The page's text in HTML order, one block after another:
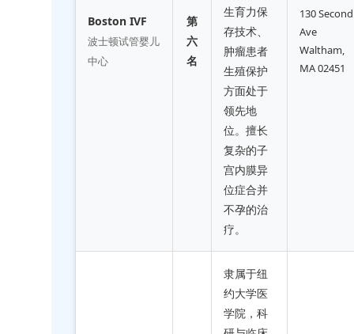
Boston IVF
波士顿试管婴儿
中心
第
六
名
生育力保
存技术、
肿瘤患者
生殖保护
方面处于
领先地
位。擅长
复杂的子
宫内膜异
位症合并
不孕的治
疗。
130 Second
Ave
Waltham,
MA 02451
隶属于纽
约大学医
学院，科